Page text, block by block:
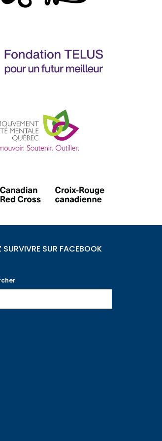
SURVIVRE SUR FACEBOOK